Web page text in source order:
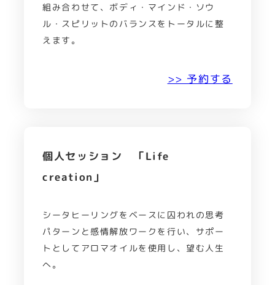
組み合わせて、ボディ・マインド・ソウ
ル・スピリットのバランスをトータルに整
えます。
>> 予約する
個人セッション 「Life
creation」
シータヒーリングをベースに囚われの思考
パターンと感情解放ワークを行い、サポー
トとしてアロマオイルを使用し、望む人生
へ。